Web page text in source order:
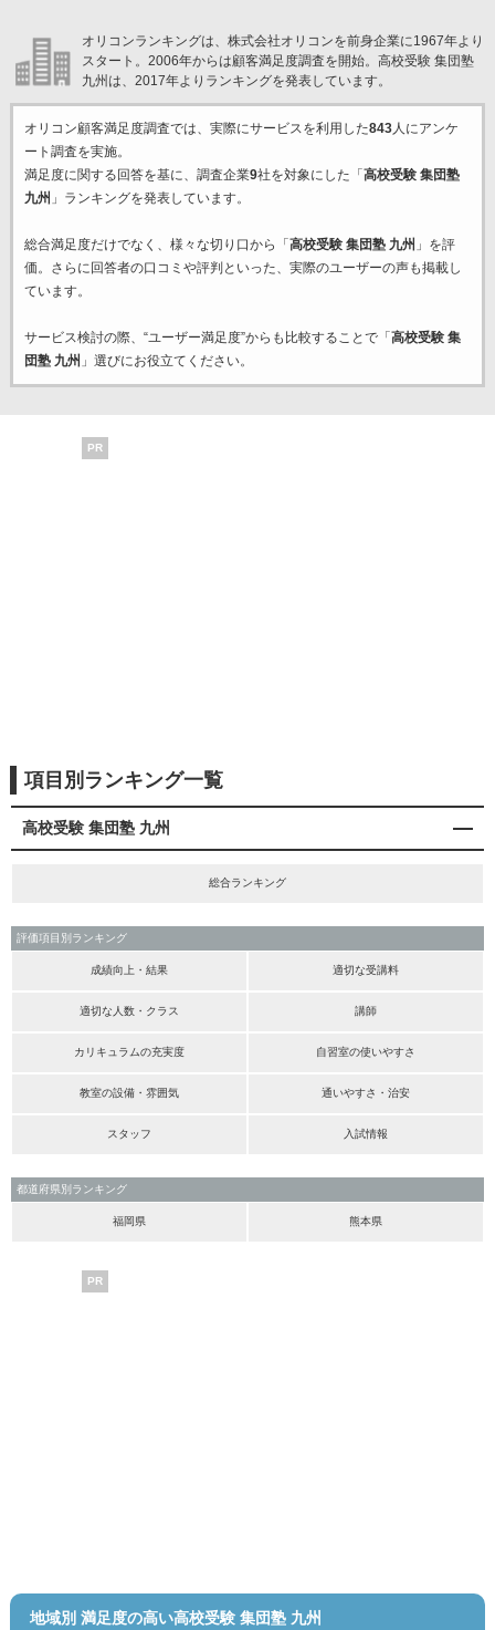
オリコンランキングは、株式会社オリコンを前身企業に1967年より
スタート。2006年からは顧客満足度調査を開始。高校受験 集団塾
九州は、2017年よりランキングを発表しています。
オリコン顧客満足度調査では、実際にサービスを利用した843人にアンケ
ート調査を実施。
満足度に関する回答を基に、調査企業9社を対象にした「 高校受験 集団塾
九州 」ランキングを発表しています。
総合満足度だけでなく、様々な切り口から「 高校受験 集団塾 九州 」を評
価。さらに回答者の口コミや評判といった、実際のユーザーの声も掲載し
ています。
サービス検討の際、“ユーザー満足度”からも比較することで「 高校受験 集
団塾 九州 」選びにお役立てください。
PR
項目別ランキング一覧
高校受験 集団塾 九州
総合ランキング
評価項目別ランキング
成績向上・結果 適切な受講料
適切な人数・クラス 講師
カリキュラムの充実度 自習室の使いやすさ
教室の設備・雰囲気 通いやすさ・治安
スタッフ 入試情報
都道府県別ランキング
福岡県 熊本県
PR
地域別 満足度の高い高校受験 集団塾 九州